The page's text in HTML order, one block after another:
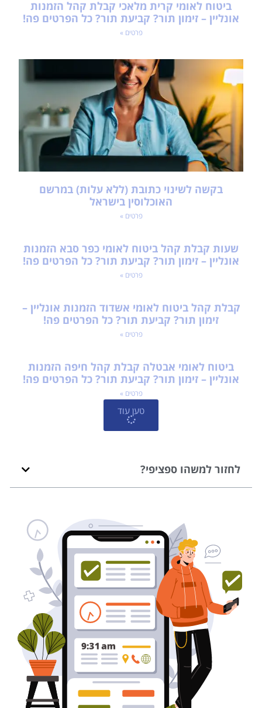
ביטוח לאומי קרית מלאכי קבלת קהל הזמנות
אונליין – זימון תור? קביעת תור? כל הפרטים פה!
פרטים »
בקשה לשינוי כתובת (ללא עלות) במרשם
האוכלוסין בישראל
פרטים »
שעות קבלת קהל ביטוח לאומי כפר סבא הזמנות
אונליין – זימון תור? קביעת תור? כל הפרטים פה!
פרטים »
קבלת קהל ביטוח לאומי אשדוד הזמנות אונליין –
זימון תור? קביעת תור? כל הפרטים פה!
פרטים »
ביטוח לאומי אבטלה קבלת קהל חיפה הזמנות
אונליין – זימון תור? קביעת תור? כל הפרטים פה!
פרטים »
טען עוד
לחזור למשהו ספציפי?